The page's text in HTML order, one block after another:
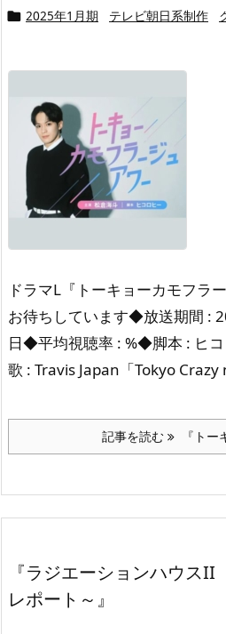
 2025年1月期 テレビ朝日系制作
ドラマL『トーキョーカモフラ
お待ちしています◆放送期間 :
日◆平均視聴率 : %◆脚本 : ヒ
歌 : Travis Japan「Tokyo Crazy
記事を読む 『トー
『ラジエーションハウス
レポート～』